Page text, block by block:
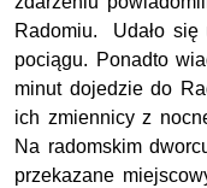
Radomiu. Udało się
pociągu. Ponadto
minut dojedzie do
ich zmiennicy z
Na radomskim
przekazane